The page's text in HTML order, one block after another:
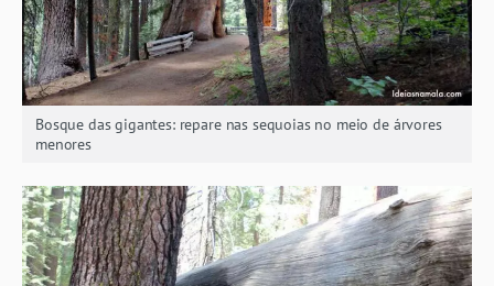
Bosque das gigantes: repare nas sequoias no meio de árvores
menores